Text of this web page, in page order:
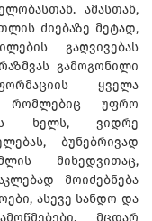
ამასთან,
ძიებაზე მეტად,
გაღვივებას
გამოგონილი
ყველა
რომლებიც უფრო
ხელს, ვიდრე
ბუნებრივად
მიხედვითაც,
მოიძებნება
ასევე სანდო და
მცდარ